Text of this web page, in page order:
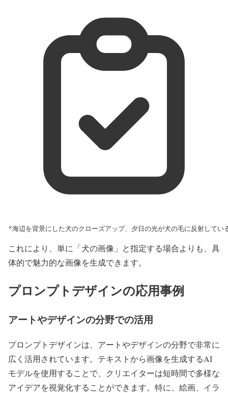
"海辺を背景にした犬のクローズアップ、夕日の光が犬の毛に反射してい
これにより、単に「犬の画像」と指定する場合よりも、具
体的で魅力的な画像を生成できます。
プロンプトデザインの応用事例
アートやデザインの分野での活用
プロンプトデザインは、アートやデザインの分野で非常に
広く活用されています。テキストから画像を生成するAI
モデルを使用することで、クリエイターは短時間で多様な
アイデアを視覚化することができます。特に、絵画、イラ